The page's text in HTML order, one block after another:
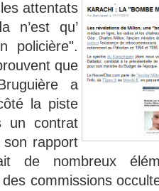
attentats
n’est qu’
policière".
que
a
la piste
un contrat
son rapport
de nombreux
commissions